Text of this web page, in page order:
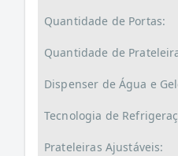
Quantidade de Portas:
Quantidade de
Dispenser de Água e
Tecnologia de
Prateleiras Ajustáveis: